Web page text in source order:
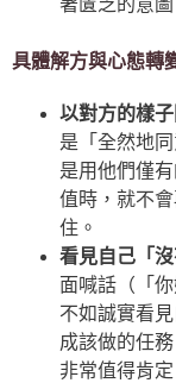
著匱乏的意
具體解方與心態轉
以對方的樣
是「全然地
是用他們僅
值時，就不
住。
看見自己「沒
面喊話（「
不如誠實看
成該做的任
非常值得肯